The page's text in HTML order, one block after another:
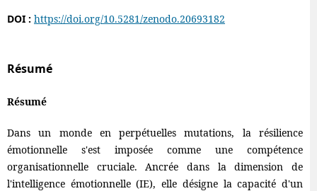
DOI : https://doi.org/10.5281/zenodo.20693182
Résumé
Résumé
Dans un monde en perpétuelles mutations, la résilience
émotionnelle s'est imposée comme une compétence
organisationnelle cruciale. Ancrée dans la dimension de
l'intelligence émotionnelle (IE), elle désigne la capacité d'un